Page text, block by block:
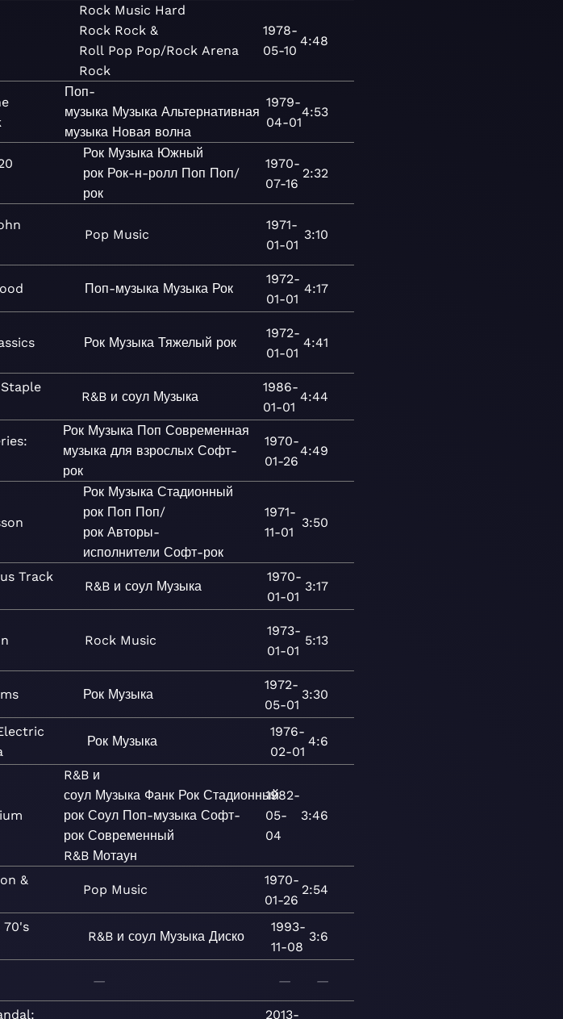
Rock Music Hard
Rock Rock &
Roll Pop Pop/Rock Arena
Rock
1978-
05-10
4:48
Поп-
музыка Музыка Альтернативная
музыка Новая волна
1979-
04-01
4:53
Рок Музыка Южный
рок Рок-н-ролл Поп Поп/
рок
1970-
07-16
2:32
Pop Music
1971-
01-01
3:10
Поп-музыка Музыка Рок
1972-
01-01
4:17
Рок Музыка Тяжелый рок
1972-
01-01
4:41
R&B и соул Музыка
1986-
01-01
4:44
Рок Музыка Поп Современная
музыка для взрослых Софт-
рок
1970-
01-26
4:49
Рок Музыка Стадионный
рок Поп Поп/
рок Авторы-
исполнители Софт-рок
1971-
11-01
3:50
Track
R&B и соул Музыка
1970-
01-01
3:17
Rock Music
1973-
01-01
5:13
Рок Музыка
1972-
05-01
3:30
Рок Музыка
1976-
02-01
4:6
R&B и
соул Музыка Фанк Рок Стадионный
рок Соул Поп-музыка Софт-
рок Современный
R&B Мотаун
1982-
05-
04
3:46
&
Pop Music
1970-
01-26
2:54
70's
R&B и соул Музыка Диско
1993-
11-08
3:6
— — —
2013-